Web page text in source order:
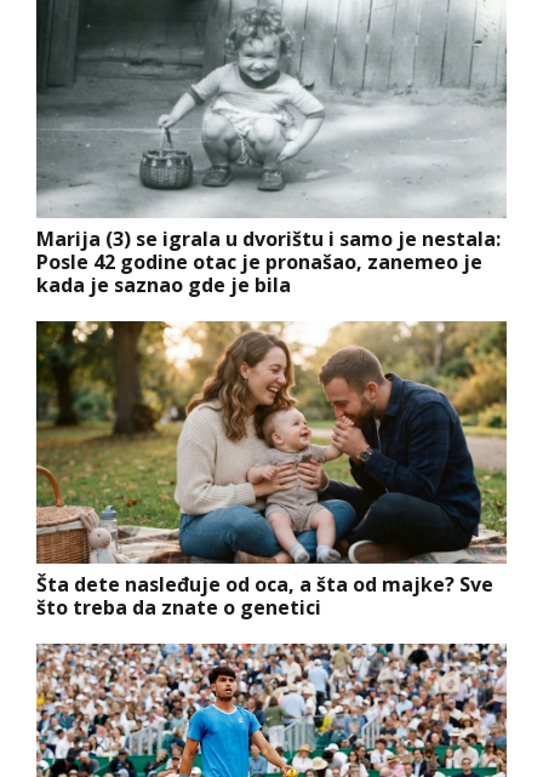
Marija (3) se igrala u dvorištu i samo je nestala:
Posle 42 godine otac je pronašao, zanemeo je
kada je saznao gde je bila
Šta dete nasleđuje od oca, a šta od majke? Sve
što treba da znate o genetici